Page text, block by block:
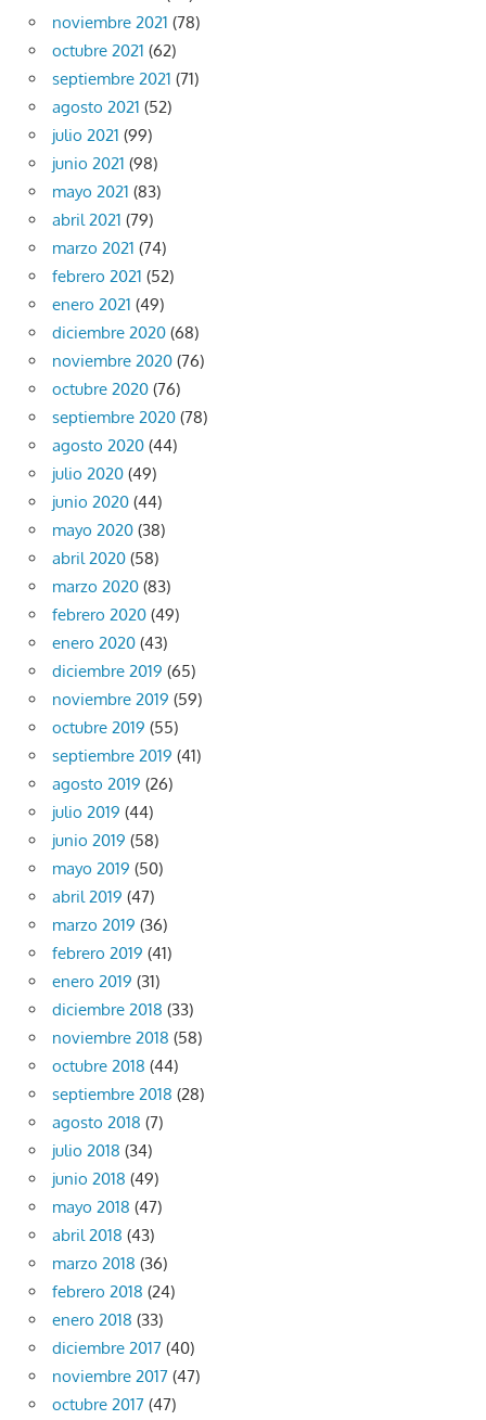
noviembre 2021 (78)
octubre 2021 (62)
septiembre 2021 (71)
agosto 2021 (52)
julio 2021 (99)
junio 2021 (98)
mayo 2021 (83)
abril 2021 (79)
marzo 2021 (74)
febrero 2021 (52)
enero 2021 (49)
diciembre 2020 (68)
noviembre 2020 (76)
octubre 2020 (76)
septiembre 2020 (78)
agosto 2020 (44)
julio 2020 (49)
junio 2020 (44)
mayo 2020 (38)
abril 2020 (58)
marzo 2020 (83)
febrero 2020 (49)
enero 2020 (43)
diciembre 2019 (65)
noviembre 2019 (59)
octubre 2019 (55)
septiembre 2019 (41)
agosto 2019 (26)
julio 2019 (44)
junio 2019 (58)
mayo 2019 (50)
abril 2019 (47)
marzo 2019 (36)
febrero 2019 (41)
enero 2019 (31)
diciembre 2018 (33)
noviembre 2018 (58)
octubre 2018 (44)
septiembre 2018 (28)
agosto 2018 (7)
julio 2018 (34)
junio 2018 (49)
mayo 2018 (47)
abril 2018 (43)
marzo 2018 (36)
febrero 2018 (24)
enero 2018 (33)
diciembre 2017 (40)
noviembre 2017 (47)
octubre 2017 (47)